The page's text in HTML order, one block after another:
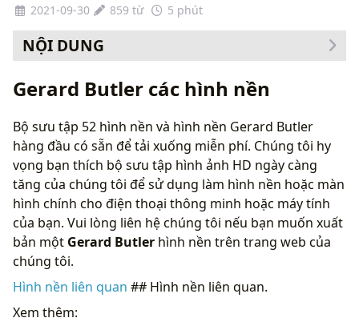
2021-09-30
859 từ 5 phút
NỘI DUNG
Gerard Butler các hình nền
Bộ sưu tập 52 hình nền và hình nền Gerard Butler
hàng đầu có sẵn để tải xuống miễn phí. Chúng tôi hy
vọng bạn thích bộ sưu tập hình ảnh HD ngày càng
tăng của chúng tôi để sử dụng làm hình nền hoặc màn
hình chính cho điện thoại thông minh hoặc máy tính
của bạn. Vui lòng liên hệ chúng tôi nếu bạn muốn xuất
bản một Gerard Butler hình nền trên trang web của
chúng tôi.
Hình nền liên quan ## Hình nền liên quan.
Xem thêm: